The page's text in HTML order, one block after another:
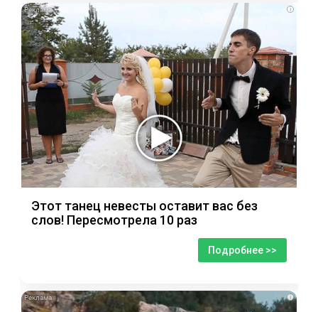
i
Этот танец невесты оставит вас без
слов! Пересмотрела 10 раз
Подробнее >>
i